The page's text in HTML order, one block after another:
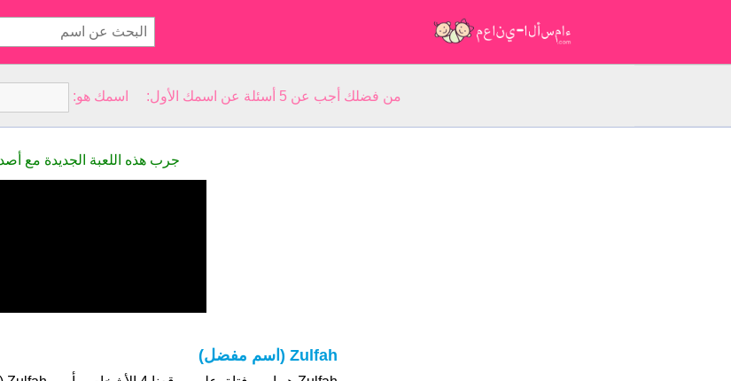
من فضلك أجب عن 5 أسئلة عن اسمك الأول: اسمك هو:
جرب هذه اللعبة الجديدة مع
Zulfah (اسم مفضل)